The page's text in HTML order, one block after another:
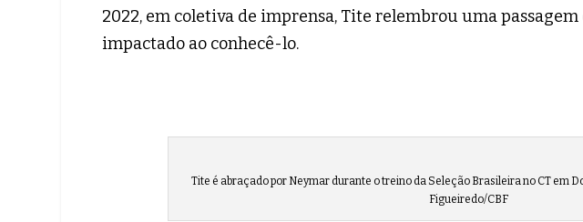
2022, em coletiva de imprensa, Tite relembrou uma
impactado ao conhecê-lo.
Tite é abraçado por Neymar durante o treino da Seleção Brasileira no CT em
Figueiredo/CBF